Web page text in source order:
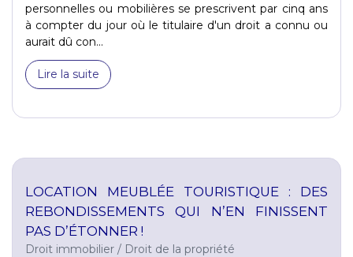
personnelles ou mobilières se prescrivent par cinq ans
à compter du jour où le titulaire d'un droit a connu ou
aurait dû con...
Lire la suite
LOCATION MEUBLÉE TOURISTIQUE : DES
REBONDISSEMENTS QUI N’EN FINISSENT
PAS D’ÉTONNER !
Droit immobilier / Droit de la propriété